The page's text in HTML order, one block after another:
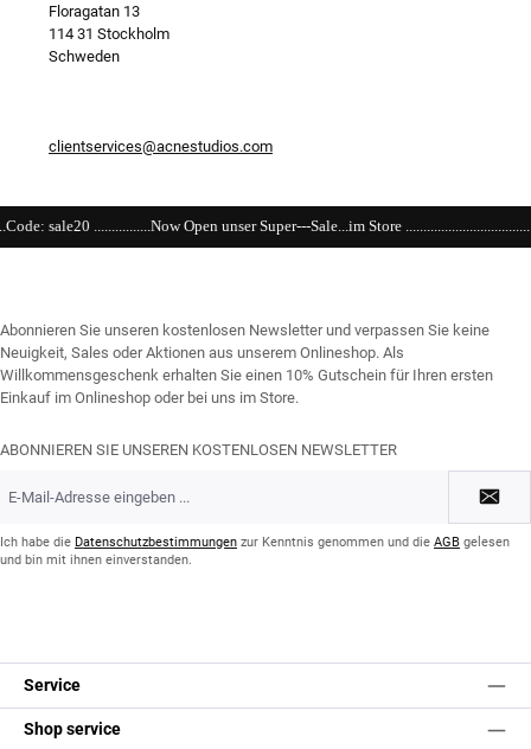
Floragatan 13
114 31 Stockholm
Schweden
clientservices@acnestudios.com
Open unser Super---Sale...im Store
Abonnieren Sie unseren kostenlosen Newsletter und verpassen Sie keine
Neuigkeit, Sales oder Aktionen aus unserem Onlineshop. Als
Willkommensgeschenk erhalten Sie einen 10% Gutschein für Ihren ersten
Einkauf im Onlineshop oder bei uns im Store.
ABONNIEREN SIE UNSEREN KOSTENLOSEN NEWSLETTER
Mail-
*Ich habe die Datenschutzbestimmungen zur Kenntnis genommen und die AGB gelesen
und bin mit ihnen einverstanden.
Service
Shop service